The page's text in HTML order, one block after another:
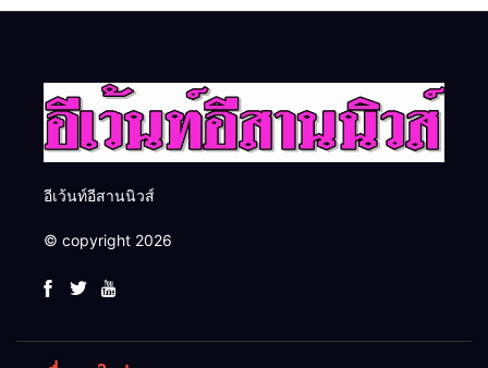
อีเว้นท์อีสานนิวส์
© copyright 2026